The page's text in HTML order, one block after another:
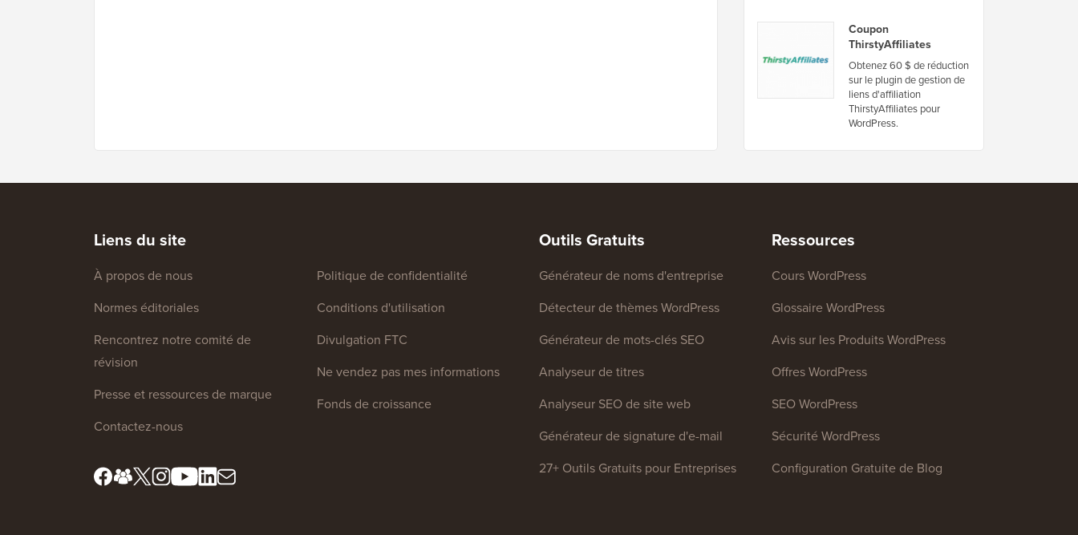
Coupon
ThirstyAffiliates
Obtenez 60 $ de réduction
sur le plugin de gestion de
liens d'affiliation
ThirstyAffiliates pour
WordPress.
Liens du site
À propos de nous
Normes éditoriales
Rencontrez notre comité de
révision
Presse et ressources de marque
Contactez-nous
Politique de confidentialité
Conditions d'utilisation
Divulgation FTC
Ne vendez pas mes informations
Fonds de croissance
Outils Gratuits
Générateur de noms d'entreprise
Détecteur de thèmes WordPress
Générateur de mots-clés SEO
Analyseur de titres
Analyseur SEO de site web
Générateur de signature d'e-mail
27+ Outils Gratuits pour Entreprises
Ressources
Cours WordPress
Glossaire WordPress
Avis sur les Produits WordPress
Offres WordPress
SEO WordPress
Sécurité WordPress
Configuration Gratuite de Blog